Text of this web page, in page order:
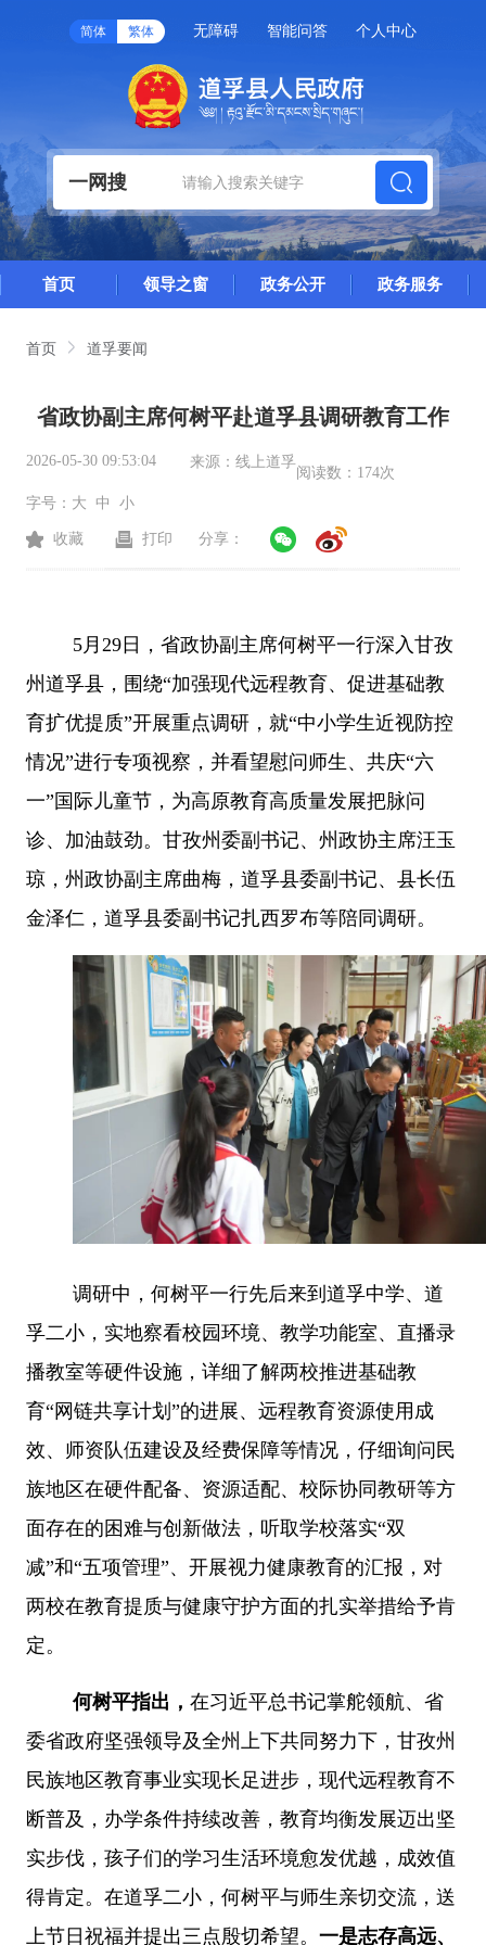
简体 繁体 无障碍 智能问答 个人中心
一网搜
首页 领导之窗 政务公开 政务服务
首页 道孚要闻
省政协副主席何树平赴道孚县调研教育工作
2026-05-30 09:53:04 来源： 线上道孚
阅读数： 174次
字号： 大 中 小
收藏 打印 分享：
5 月 29日，省政协副主席何树平一行深入甘孜
州道孚县，围绕“加强现代远程教育、促进基础教
育扩优提质”开展重点调研，就“中小学生近视防控
情况”进行专项视察，并看望慰问师生、共庆“六
一”国际儿童节，为高原教育高质量发展把脉问
诊、加油鼓劲。 甘孜州委副书记、州政协主席汪玉
琼，州政协副主席曲梅，道孚县委副书记、县长伍
金泽仁，道孚县委副书记扎西罗布等陪同调研。
调研中，何树平一行先后来到道孚中学、道
孚二小，实地察看校园环境、教学功能室、直播录
播教室等硬件设施，详细了解两校推进基础教
育“网链共享计划”的进展、远程教育资源使用成
效、师资队伍建设及经费保障等情况，仔细询问民
族地区在硬件配备、资源适配、校际协同教研等方
面存在的困难与创新做法，听取学校落实“双
减”和“五项管理”、开展视力健康教育的汇报，对
两校在教育提质与健康守护方面的扎实举措给予肯
定。
何树平指出， 在习近平总书记掌舵领航、省
委省政府坚强领导及全州上下共同努力下，甘孜州
民族地区教育事业实现长足进步，现代远程教育不
断普及，办学条件持续改善，教育均衡发展迈出坚
实步伐，孩子们的学习生活环境愈发优越，成效值
得肯定。在道孚二小，何树平与师生亲切交流，送
上节日祝福并提出三点殷切希望。 一是志存高远、